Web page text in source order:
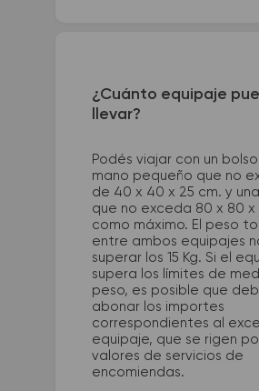
¿Cuánto equipaje
llevar?
Podés viajar con un
mano pequeño que no
de 40 x 40 x 25 cm. y
que no exceda 80 x 80 x
como máximo. El peso
entre ambos equipajes
superar los 15 Kg. Si el
supera los límites de
peso, es posible que
abonar los importes
correspondientes al
equipaje, que se rigen
valores de servicios de
encomiendas.